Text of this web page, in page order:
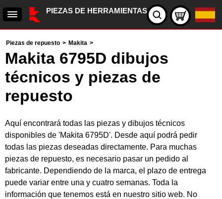
PIEZAS DE HERRAMIENTAS
Piezas de repuesto > Makita >
Makita 6795D dibujos
técnicos y piezas de
repuesto
Aquí encontrará todas las piezas y dibujos técnicos
disponibles de 'Makita 6795D'. Desde aquí podrá pedir
todas las piezas deseadas directamente. Para muchas
piezas de repuesto, es necesario pasar un pedido al
fabricante. Dependiendo de la marca, el plazo de entrega
puede variar entre una y cuatro semanas. Toda la
información que tenemos está en nuestro sitio web. No